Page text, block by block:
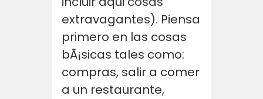
extravagantes). Piensa
primero en las cosas
bÃ¡sicas tales como:
compras, salir a comer
a un restaurante,